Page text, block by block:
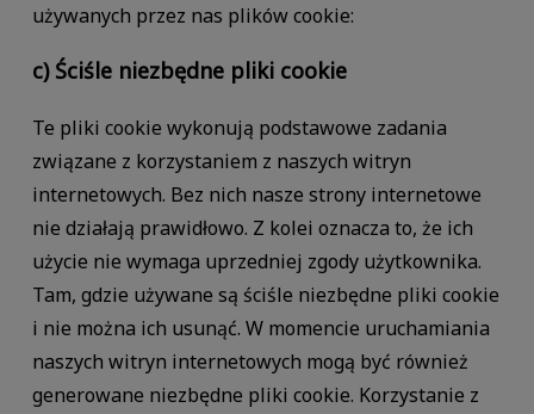
używanych przez nas plików cookie:
c) Ściśle niezbędne pliki cookie
Te pliki cookie wykonują podstawowe zadania
związane z korzystaniem z naszych witryn
internetowych. Bez nich nasze strony internetowe
nie działają prawidłowo. Z kolei oznacza to, że ich
użycie nie wymaga uprzedniej zgody użytkownika.
Tam, gdzie używane są ściśle niezbędne pliki cookie
i nie można ich usunąć. W momencie uruchamiania
naszych witryn internetowych mogą być również
generowane niezbędne pliki cookie. Korzystanie z